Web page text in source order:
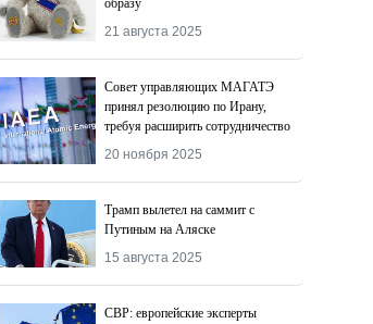
образу
21 августа 2025
Совет управляющих МАГАТЭ
принял резолюцию по Ирану,
требуя расширить сотрудничество
20 ноября 2025
Трамп вылетел на саммит с
Путиным на Аляске
15 августа 2025
СВР: европейские эксперты